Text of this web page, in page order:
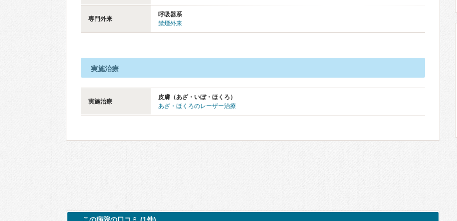
専門外来
呼吸器系
禁煙外来
実施治療
実施治療
皮膚（あざ・いぼ・ほくろ）
あざ・ほくろのレーザー治療